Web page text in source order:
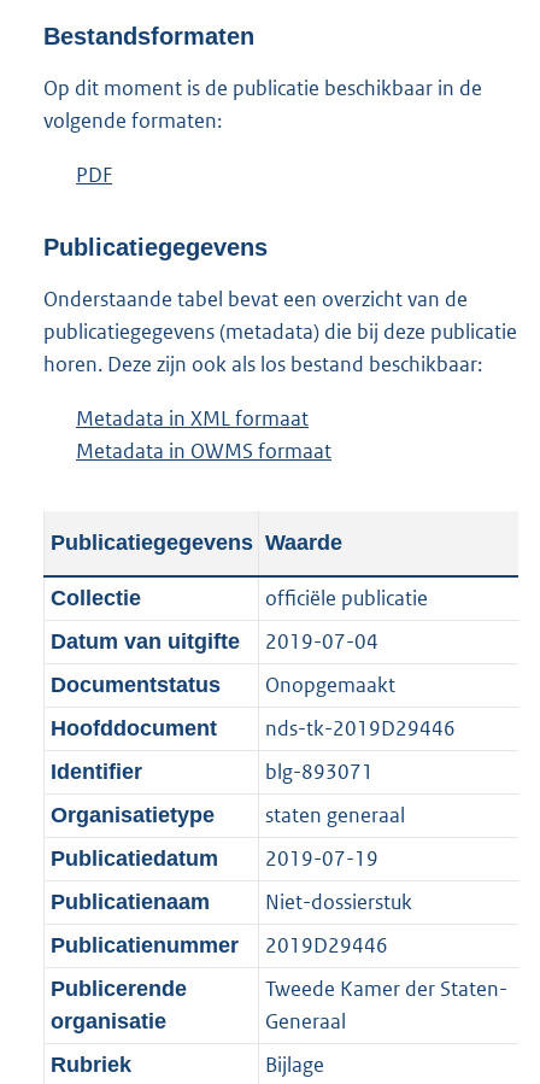
Bestandsformaten
Op dit moment is de publicatie beschikbaar in de
volgende formaten:
D
w
l
o
a
p
u
l
c
a
t
i
e
i
n
f
o
r
m
a
a
t
PDF
s
a
n
d
g
r
o
t
e
:
3
,
5
M
b
Publicatiegegevens
Onderstaande tabel bevat een overzicht van de
publicatiegegevens (metadata) die bij deze publicatie
horen. Deze zijn ook als los bestand beschikbaar:
Metadata in XML formaat
e
a
n
d
s
g
r
o
o
t
t
e
:
1
K
b
Metadata in OWMS formaat
t
a
n
d
s
g
r
o
o
t
t
e
:
1
K
b
Publicatiegegevens Waarde
Collectie officiële publicatie
Datum van uitgifte 2019-07-04
Documentstatus Onopgemaakt
Hoofddocument nds-tk-2019D29446
Identifier blg-893071
Organisatietype staten generaal
Publicatiedatum 2019-07-19
Publicatienaam Niet-dossierstuk
Publicatienummer 2019D29446
Publicerende
organisatie
Tweede Kamer der Staten-
Generaal
Rubriek
Bijlage